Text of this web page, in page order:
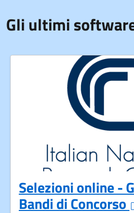
Gli ultimi
Selezioni online -
Bandi di Concorso